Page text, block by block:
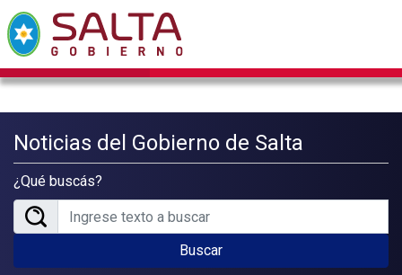
Noticias del Gobierno de Salta
¿Qué buscás?
Buscar